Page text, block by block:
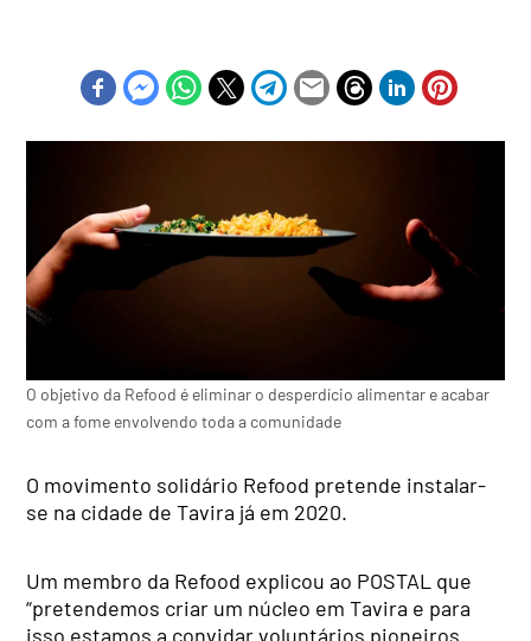
O objetivo da Refood é eliminar o desperdício alimentar e acabar
com a fome envolvendo toda a comunidade
O movimento solidário Refood pretende instalar-
se na cidade de Tavira já em 2020.
Um membro da Refood explicou ao POSTAL que
“pretendemos criar um núcleo em Tavira e para
isso estamos a convidar voluntários pioneiros